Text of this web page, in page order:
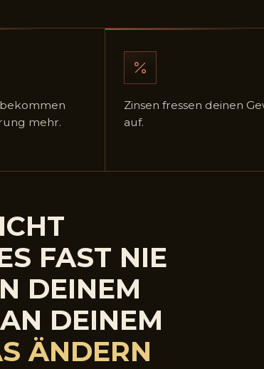
mehr.
Zinsen fressen deinen
auf.
FAST NIE
DEINEM
DEINEM
ÄNDERN